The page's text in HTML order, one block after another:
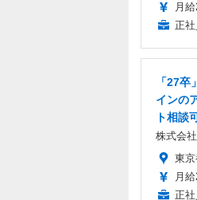
月
正社
「27
インの
ト相談
株式会
東
月
正社